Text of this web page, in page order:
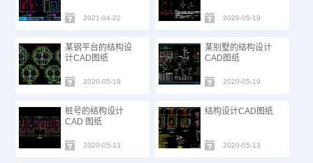
2021-04-22 2020-05-19
某钢平台的结构设
计CAD图纸
2020-05-19
某别墅的结构设计
CAD图纸
2020-05-19
桩号的结构设计
CAD 图纸
2020-05-13
结构设计CAD图纸
2020-05-13